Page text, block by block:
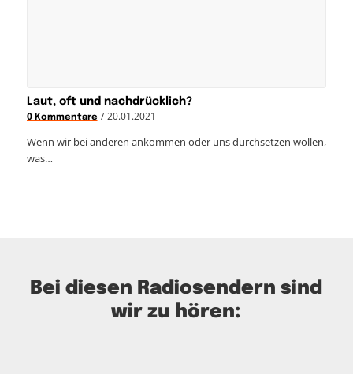
Laut, oft und nachdrücklich?
0 Kommentare / 20.01.2021
Wenn wir bei anderen ankommen oder uns durchsetzen wollen,
was…
Bei diesen Radiosendern sind
wir zu hören: